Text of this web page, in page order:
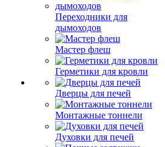
Переходники для
дымоходов
Мастер флеш
Герметики для кровли
Дверцы для печей
Монтажные тоннели
Духовки для печей